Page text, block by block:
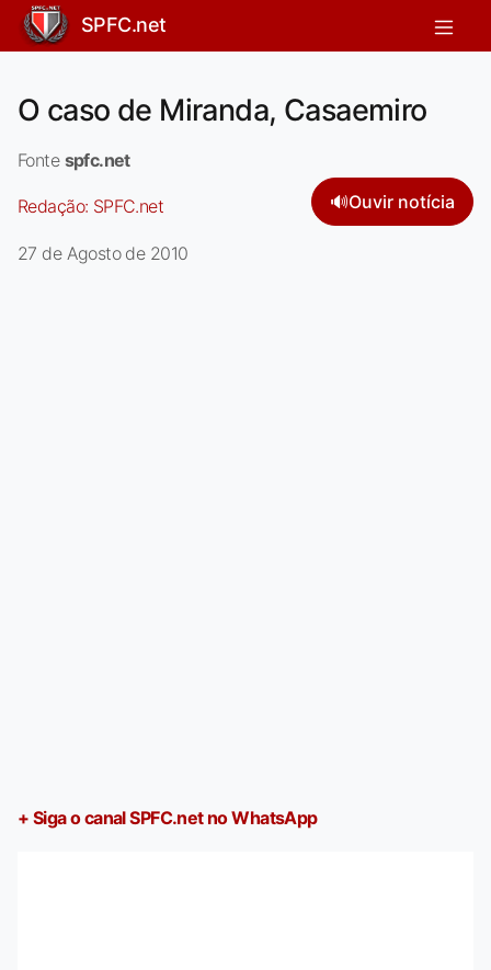
SPFC.net
O caso de Miranda, Casaemiro
Fonte spfc.net
Redação: SPFC.net 🔊Ouvir notícia
27 de Agosto de 2010
+ Siga o canal SPFC.net no WhatsApp